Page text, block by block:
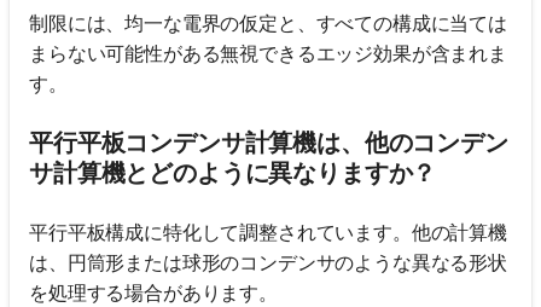
制限には、均一な電界の仮定と、すべての構成に当ては
まらない可能性がある無視できるエッジ効果が含まれま
す。
平行平板コンデンサ計算機は、他のコンデン
サ計算機とどのように異なりますか？
平行平板構成に特化して調整されています。他の計算機
は、円筒形または球形のコンデンサのような異なる形状
を処理する場合があります。